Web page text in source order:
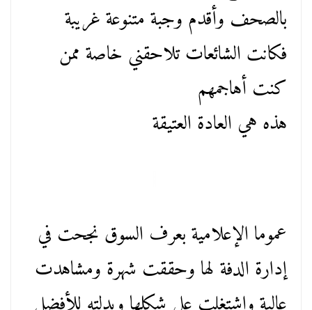
بالصحف وأقدم وجبة متنوعة غريبة
فكانت الشائعات تلاحقني خاصة ممن
كنت أهاجمهم
هذه هي العادة العتيقة
عموما الإعلامية بعرف السوق نجحت في
إدارة الدفة لها وحققت شهرة ومشاهدت